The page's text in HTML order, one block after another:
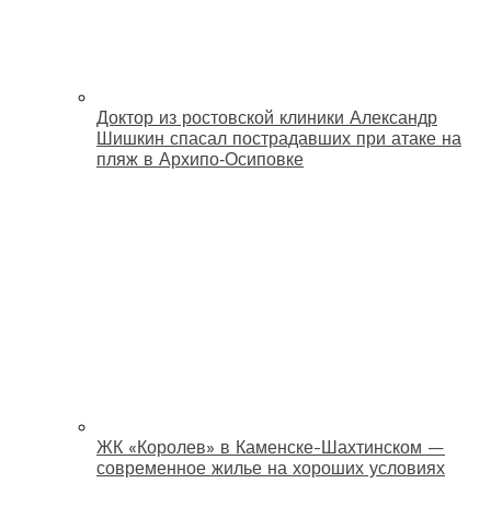
Доктор из ростовской клиники Александр
Шишкин спасал пострадавших при атаке на
пляж в Архипо‑Осиповке
ЖК «Королев» в Каменске-Шахтинском —
современное жилье на хороших условиях